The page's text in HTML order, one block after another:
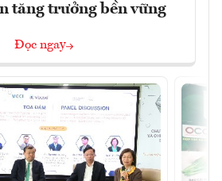
tăng trưởng bền vững
Đọc ngay